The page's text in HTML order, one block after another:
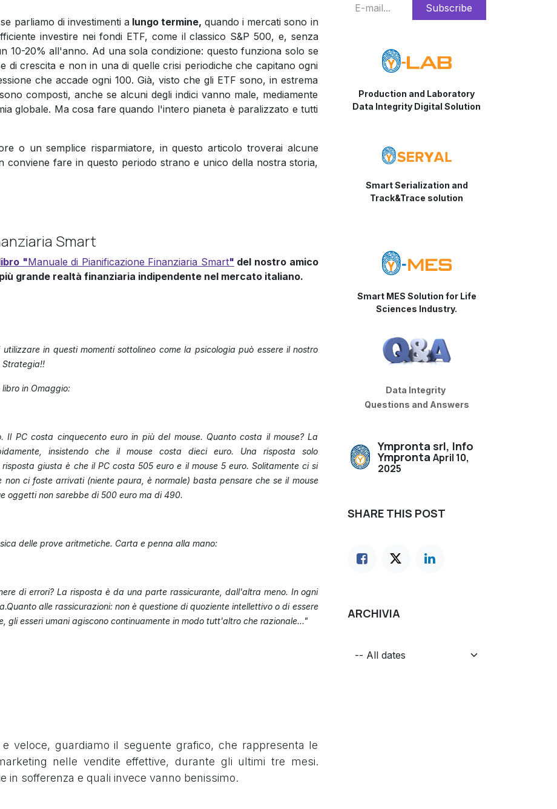
parliamo di investimenti alungo termine, quando i mercati sono in
investire nei fondi ETF, come il classico S&P 500, e, senza
10-20% all'anno. Ad una sola condizione: questo funziona solo se
di crescita e non in una di quelle crisi periodiche che capitano ogni
che accade ogni 100. Già, visto che gli ETF sono, in estrema
composti, anche se alcuni degli indici vanno male, mediamente
globale. Ma cosa fare quando l'intero pianeta è paralizzato e tutti
o un semplice risparmiatore, in questo articolo troverai alcune
conviene fare in questo periodo strano e unico della nostra storia,
Smart
"Manuale di Pianificazione Finanziaria Smart" del nostro amico
grande realtà finanziaria indipendente nel mercato italiano.
in questi momenti sottolineo come la psicologia può essere il nostro
Strategia!!
in Omaggio:
Il PC costa cinquecento euro in più del mouse. Quanto costa il mouse? La
insistendo che il mouse costa dieci euro. Una risposta solo
giusta è che il PC costa 505 euro e il mouse 5 euro. Solitamente ci si
ci foste arrivati (niente paura, è normale) basta pensare che se il mouse
oggetti non sarebbe di 500 euro ma di 490.
delle prove aritmetiche. Carta e penna alla mano:
di errori? La risposta è da una parte rassicurante, dall'altra meno. In ogni
alle rassicurazioni: non è questione di quoziente intellettivo o di essere
gli esseri umani agiscono continuamente in modo tutt'altro che razionale..."
veloce, guardiamo il seguente grafico, che rappresenta le
nelle vendite effettive, durante gli ultimi tre mesi.
in sofferenza e quali invece vanno benissimo.
Subscribe
Production and Laboratory
Data Integrity Digital Solution
SmartSerialization and
Track&Trace solution
Smart MES Solution for Life
Sciences Industry.
Data Integrity
Questions and Answers
Ympronta srl, Info
Ympronta April 10,
2025
SHARE THIS POST
ARCHIVIA